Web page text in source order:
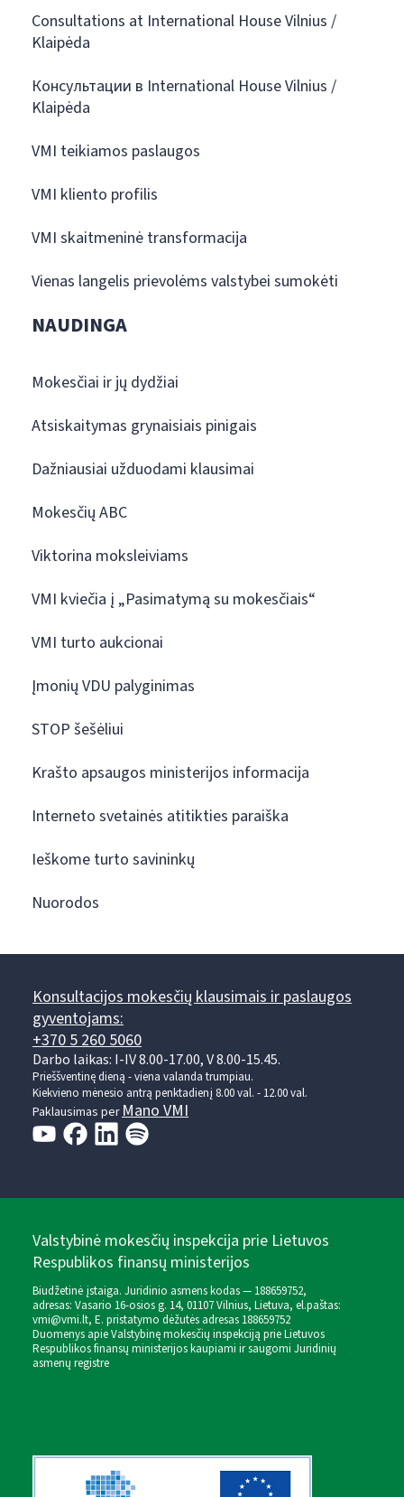
Consultations at International House Vilnius /
Klaipėda
Консультации в International House Vilnius /
Klaipėda
VMI teikiamos paslaugos
VMI kliento profilis
VMI skaitmeninė transformacija
Vienas langelis prievolėms valstybei sumokėti
NAUDINGA
Mokesčiai ir jų dydžiai
Atsiskaitymas grynaisiais pinigais
Dažniausiai užduodami klausimai
Mokesčių ABC
Viktorina moksleiviams
VMI kviečia į „Pasimatymą su mokesčiais“
VMI turto aukcionai
Įmonių VDU palyginimas
STOP šešėliui
Krašto apsaugos ministerijos informacija
Interneto svetainės atitikties paraiška
Ieškome turto savininkų
Nuorodos
Konsultacijos mokesčių klausimais ir paslaugos
gyventojams:
+370 5 260 5060
Darbo laikas: I-IV 8.00-17.00, V 8.00-15.45.
Prieššventinę dieną - viena valanda trumpiau.
Kiekvieno mėnesio antrą penktadienį 8.00 val. - 12.00 val.
Paklausimas perMano VMI
Valstybinė mokesčių inspekcija prie Lietuvos
Respublikos finansų ministerijos
Biudžetinė įstaiga. Juridinio asmens kodas — 188659752,
adresas: Vasario 16-osios g. 14, 01107 Vilnius, Lietuva, el.paštas:
vmi@vmi.lt, E. pristatymo dėžutės adresas 188659752
Duomenys apie Valstybinę mokesčių inspekciją prie Lietuvos
Respublikos finansų ministerijos kaupiami ir saugomi Juridinių
asmenų registre